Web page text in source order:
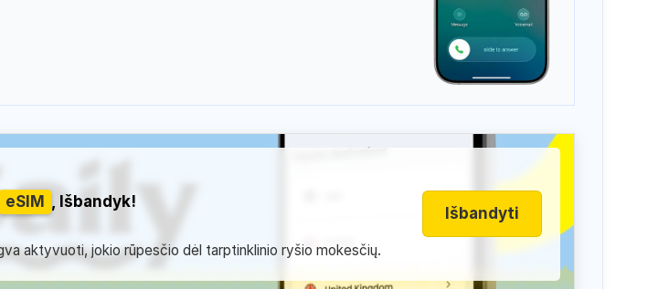
eSIM , Išbandyk!
aktyvuoti, jokio rūpesčio dėl tarptinklinio ryšio mokesčių.
Išbandyti